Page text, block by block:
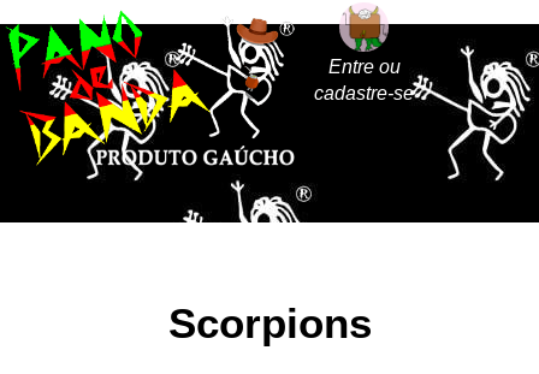
Entre ou
cadastre-se
Scorpions